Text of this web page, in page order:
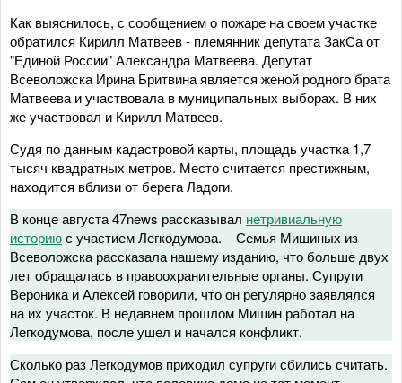
Как выяснилось, с сообщением о пожаре на своем участке
обратился Кирилл Матвеев - племянник депутата ЗакСа от
"Единой России" Александра Матвеева. Депутат
Всеволожска Ирина Бритвина является женой родного брата
Матвеева и участвовала в муниципальных выборах. В них
же участвовал и Кирилл Матвеев.
Судя по данным кадастровой карты, площадь участка 1,7
тысяч квадратных метров. Место считается престижным,
находится вблизи от берега Ладоги.
В конце августа 47news рассказывал нетривиальную
историюс участием Легкодумова. Семья Мишиных из
Всеволожска рассказала нашему изданию, что больше двух
лет обращалась в правоохранительные органы. Супруги
Вероника и Алексей говорили, что он регулярно заявлялся
на их участок. В недавнем прошлом Мишин работал на
Легкодумова, после ушел и начался конфликт.
Сколько раз Легкодумов приходил супруги сбились считать.